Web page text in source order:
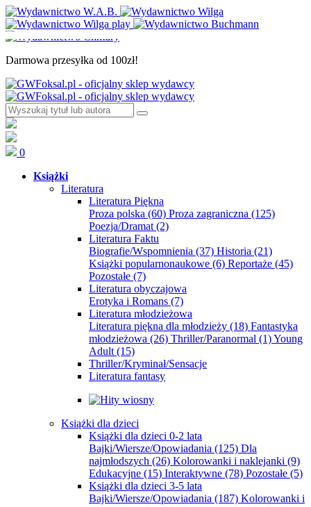
Darmowa przesyłka od 100zł!
0
Książki
Literatura
Literatura Piękna
Proza polska (60) Proza zagraniczna (125)
Poezja/Dramat (2)
Literatura Faktu
Biografie/Wspomnienia (37) Historia (21)
Książki popularnonaukowe (6) Reportaże (45)
Pozostałe (7)
Literatura obyczajowa
Erotyka i Romans (7)
Literatura młodzieżowa
Literatura piękna dla młodzieży (18) Fantastyka
młodzieżowa (26) Thriller/Paranormal (1)Young
Adult (15)
Thriller/Kryminał/Sensacje
Literatura fantasy
Książki dla dzieci
Książki dla dzieci 0-2 lata
Bajki/Wiersze/Opowiadania (125) Dla
najmłodszych (26) Kolorowanki i naklejanki (9)
Edukacyjne (15) Interaktywne (78) Pozostałe (5)
Książki dla dzieci 3-5 lata
Bajki/Wiersze/Opowiadania (187) Kolorowanki i